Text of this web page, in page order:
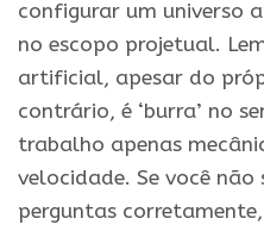
configurar um universo
no escopo projetual.
artificial, apesar do
contrário, é ‘burra’ no
trabalho apenas
velocidade. Se você não
perguntas